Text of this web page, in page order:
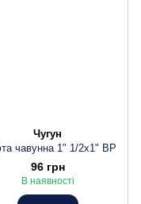
Чугун
чавунна 1" 1/2х1" ВР
96 грн
В наявності